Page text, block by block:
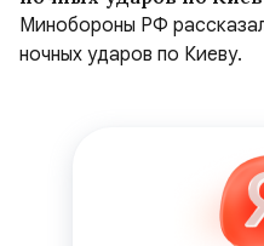
Минобороны РФ
ночных ударов по Киеву.